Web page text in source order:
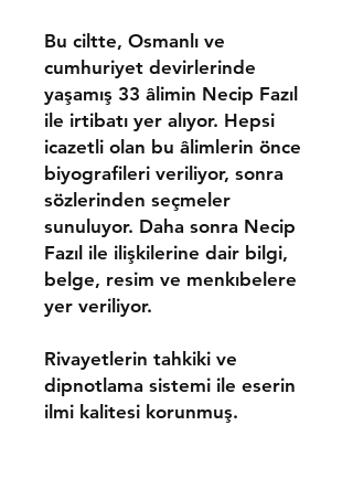
Bu ciltte, Osmanlı ve
cumhuriyet devirlerinde
yaşamış 33 âlimin Necip Fazıl
ile irtibatı yer alıyor. Hepsi
icazetli olan bu âlimlerin önce
biyografileri veriliyor, sonra
sözlerinden seçmeler
sunuluyor. Daha sonra Necip
Fazıl ile ilişkilerine dair bilgi,
belge, resim ve menkıbelere
yer veriliyor.
Rivayetlerin tahkiki ve
dipnotlama sistemi ile eserin
ilmi kalitesi korunmuş.